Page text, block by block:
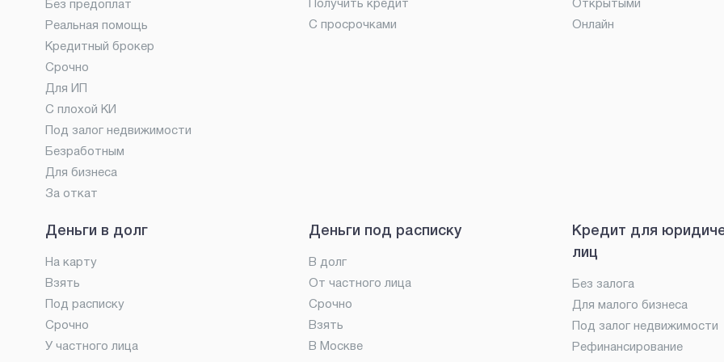
Без предоплат
Реальная помощь
Кредитный брокер
Срочно
Для ИП
С плохой КИ
Под залог недвижимости
Безработным
Для бизнеса
За откат
Получить кредит
С просрочками
Открытыми
Онлайн
Деньги в долг
На карту
Взять
Под расписку
Срочно
У частного лица
Деньги под расписку
В долг
От частного лица
Срочно
Взять
В Москве
Кредит для
лиц
Без залога
Для малого бизнеса
Под залог недвижимости
Рефинансирование